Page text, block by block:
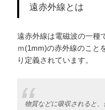
遠赤外線とは
遠赤外線は電磁波の一種
ｍ(1mm)の赤外線のこと
り定義されています。
物質などに吸収されると